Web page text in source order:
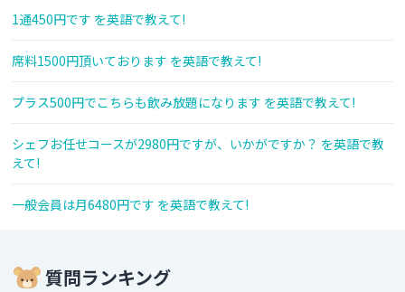
1通450円です を英語で教えて!
席料1500円頂いております を英語で教えて!
プラス500円でこちらも飲み放題になります を英語で教えて!
シェフお任せコースが2980円ですが、いかがですか？ を英語で教
えて!
一般会員は月6480円です を英語で教えて!
質問ランキング